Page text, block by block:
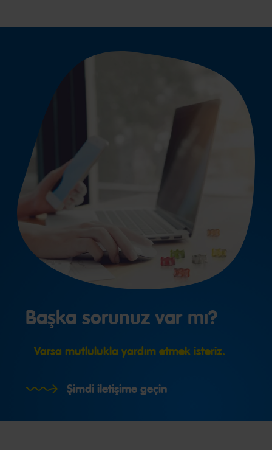
Başka sorunuz var mı?
Varsa mutlulukla yardım etmek isteriz.
Şimdi iletişime geçin